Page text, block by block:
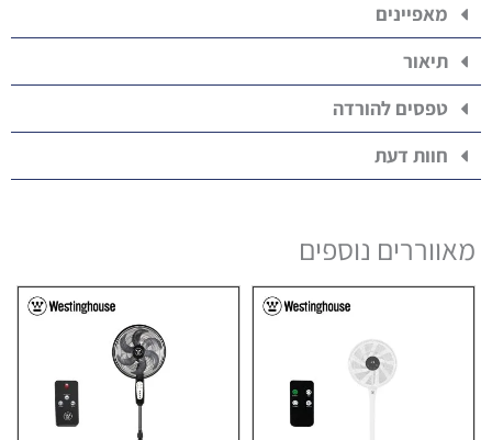
מאפיינים
תיאור
טפסים להורדה
חוות דעת
מאווררים נוספים